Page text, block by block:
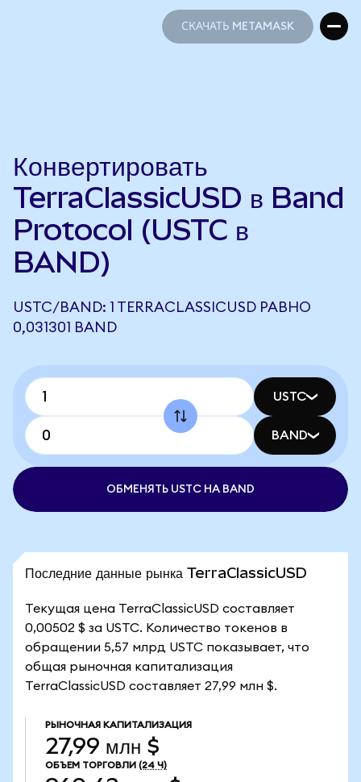
СКАЧАТЬ METAMASK
Конвертировать
TerraClassicUSD в Band
Protocol (USTC в
BAND)
USTC/BAND: 1 TERRACLASSICUSD РАВНО
0,031301 BAND
USTC
BAND
ОБМЕНЯТЬ USTC НА BAND
Последние данные рынка TerraClassicUSD
Текущая цена TerraClassicUSD составляет
0,00502 $ за USTC. Количество токенов в
обращении 5,57 млрд USTC показывает, что
общая рыночная капитализация
TerraClassicUSD составляет 27,99 млн $.
РЫНОЧНАЯ КАПИТАЛИЗАЦИЯ
27,99 млн $
ОБЪЕМ ТОРГОВЛИ (24 Ч)